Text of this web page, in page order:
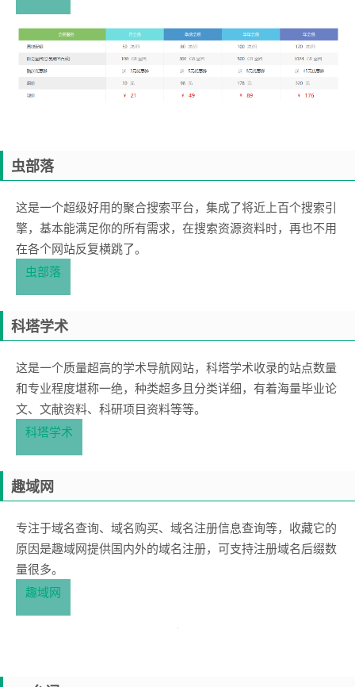
虫部落
这是一个超级好用的聚合搜索平台，集成了将近上百个搜索引
擎，基本能满足你的所有需求，在搜索资源资料时，再也不用
在各个网站反复横跳了。
虫部落
科塔学术
这是一个质量超高的学术导航网站，科塔学术收录的站点数量
和专业程度堪称一绝，种类超多且分类详细，有着海量毕业论
文、文献资料、科研项目资料等等。
科塔学术
趣域网
专注于域名查询、域名购买、域名注册信息查询等，收藏它的
原因是趣域网提供国内外的域名注册，可支持注册域名后缀数
量很多。
趣域网